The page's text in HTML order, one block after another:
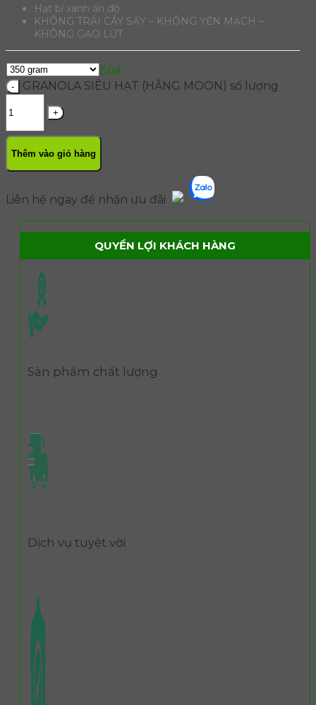
Hạt bí xanh ấn độ
KHÔNG TRÁI CÂY SẤY – KHÔNG YẾN MẠCH –
KHÔNG GẠO LỨT
Xóa
GRANOLA SIÊU HẠT (HẰNG MOON) số lượng
Thêm vào giỏ hàng
Liên hệ ngay để nhận ưu đãi
QUYỀN LỢI KHÁCH HÀNG
Sản phẩm chất lượng
Dịch vụ tuyệt vời